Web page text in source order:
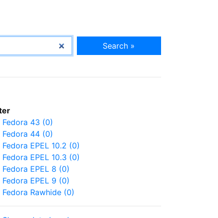
Search »
Fedora 43 (0)
Fedora 44 (0)
Fedora EPEL 10.2 (0)
Fedora EPEL 10.3 (0)
Fedora EPEL 8 (0)
Fedora EPEL 9 (0)
Fedora Rawhide (0)